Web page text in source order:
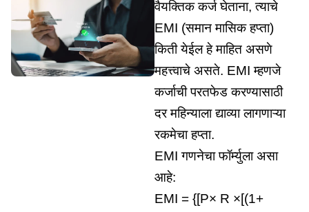
वैयक्तिक कर्ज घेताना, त्याचे
EMI (समान मासिक हप्ता)
किती येईल हे माहित असणे
महत्त्वाचे असते. EMI म्हणजे
कर्जाची परतफेड करण्यासाठी
दर महिन्याला द्याव्या लागणाऱ्या
रकमेचा हप्ता.
EMI गणनेचा फॉर्म्युला असा
आहे:
EMI = {[P× R ×[(1+